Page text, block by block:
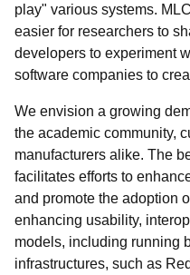
play" various systems.
easier for researchers to
developers to experiment
software companies to
We envision a growing
the academic community,
manufacturers alike. The
facilitates efforts to
and promote the adoption
enhancing usability,
models, including running
infrastructures, such as